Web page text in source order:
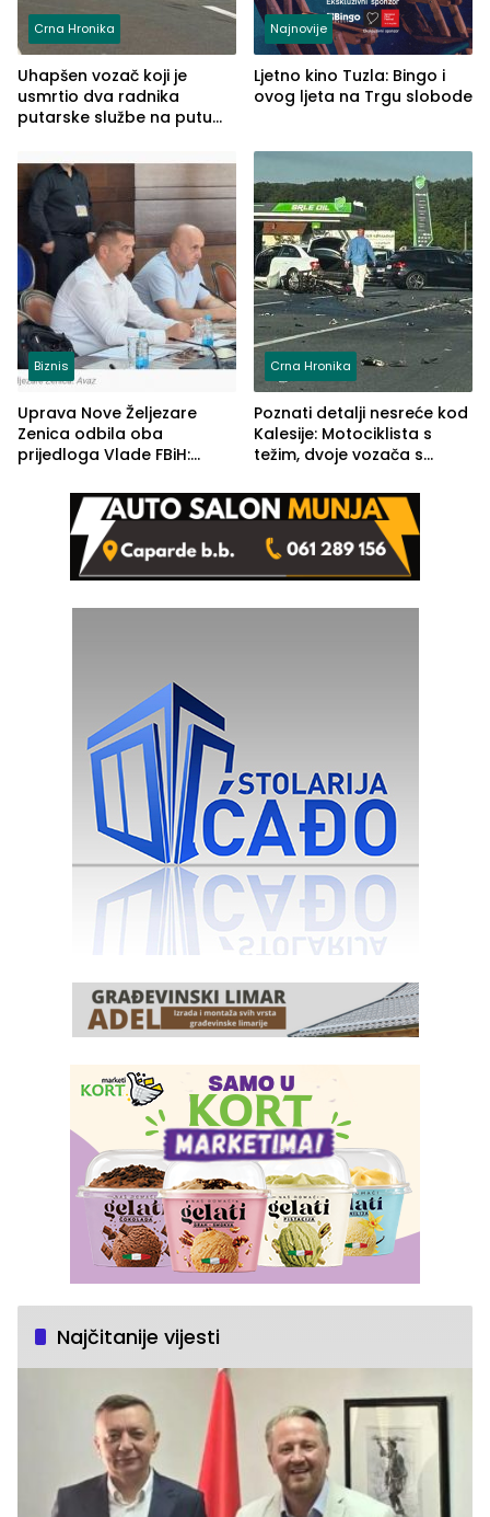
Crna Hronika
Uhapšen vozač koji je
usmrtio dva radnika
putarske službe na putu
(FOTO)
Najnovije
Ljetno kino Tuzla: Bingo i
ovog ljeta na Trgu slobode
Biznis
Uprava Nove Željezare
Zenica odbila oba
prijedloga Vlade FBiH:
rješenje
Crna Hronika
Poznati detalji nesreće kod
Kalesije: Motociklista s
težim, dvoje vozača s
Najčitanije vijesti